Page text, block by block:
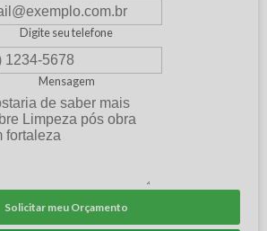
Digite seu telefone
Mensagem
Solicitar meu Orçamento